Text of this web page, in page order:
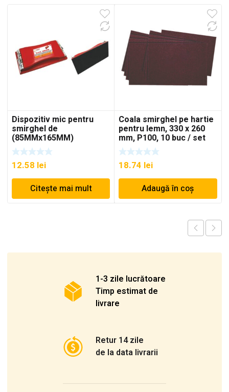
Dispozitiv mic pentru
smirghel de
(85MMx165MM)
12.58 lei
Citește mai mult
Coala smirghel pe hartie
pentru lemn, 330 x 260
mm, P100, 10 buc / set
18.74 lei
Adaugă în coș
1-3 zile lucrătoare
Timp estimat de
livrare
Retur 14 zile
de la data livrarii